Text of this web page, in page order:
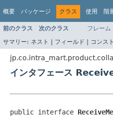
概要 パッケージ クラス 使用 階
前のクラス 次のクラス フレーム
サマリー: ネスト | フィールド | コンス
インタフェース
public interface